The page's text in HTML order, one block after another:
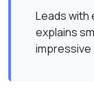
Leads with
explains
impressive